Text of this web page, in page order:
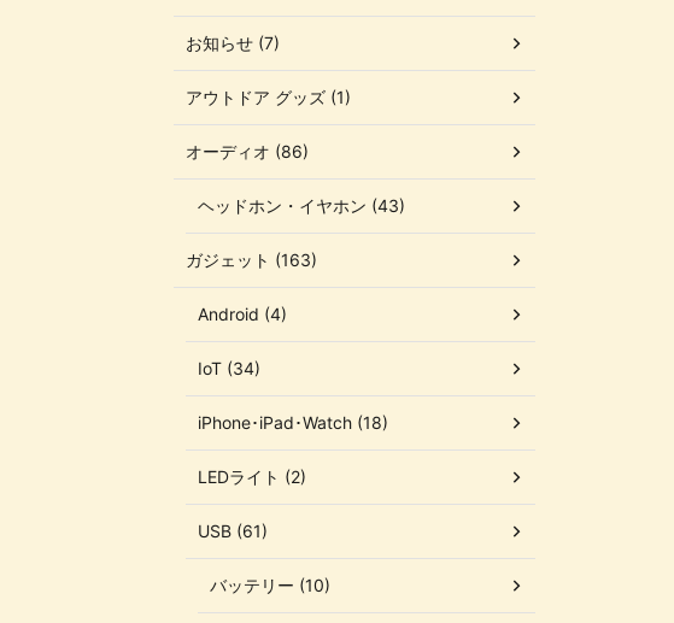
お知らせ (7)
アウトドア グッズ (1)
オーディオ (86)
ヘッドホン・イヤホン (43)
ガジェット (163)
Android (4)
IoT (34)
iPhone･iPad･Watch (18)
LEDライト (2)
USB (61)
バッテリー (10)